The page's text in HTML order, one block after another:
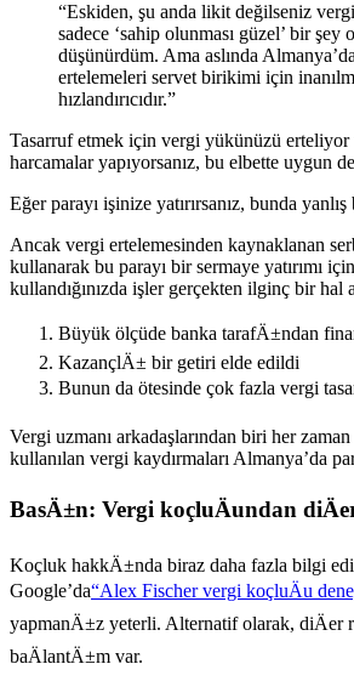
“Eskiden, şu anda likit değilseniz
sadece ‘sahip olunması güzel’ bir şey
düşünürdüm. Ama aslında
ertelemeleri servet birikimi için
hızlandırıcıdır.”
Tasarruf etmek için vergi yükünüzü erteliyor
harcamalar yapıyorsanız, bu elbette uygun
Eğer parayı işinize yatırırsanız, bunda
Ancak vergi ertelemesinden kaynaklanan
kullanarak bu parayı bir sermaye yatırımı
kullandığınızda işler gerçekten ilginç bir hal
Büyük ölçüde banka tarafÄ±ndan
KazançlÄ± bir getiri elde edildi
Bunun da ötesinde çok fazla vergi
Vergi uzmanı arkadaşlarından biri her
kullanılan vergi kaydırmaları Almanya’da
BasÄ±n: Vergi koçluÄundan
Koçluk hakkÄ±nda biraz daha fazla bilgi
Google’da“Alex Fischer vergi koçluÄu
yapmanÄ±z yeterli. Alternatif olarak, diÄer
baÄlantÄ±m var.